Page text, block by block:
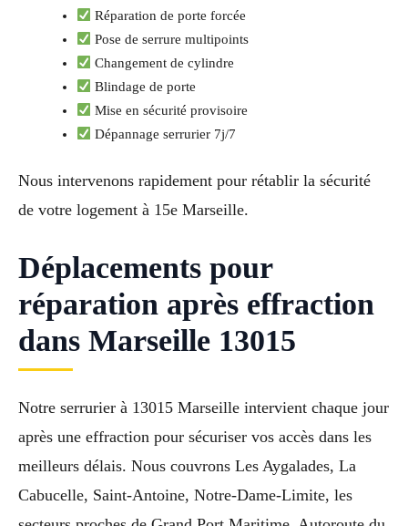
Réparation de porte forcée
Pose de serrure multipoints
Changement de cylindre
Blindage de porte
Mise en sécurité provisoire
Dépannage serrurier 7j/7
Nous intervenons rapidement pour rétablir la sécurité
de votre logement à 15e Marseille.
Déplacements pour
réparation après effraction
dans Marseille 13015
Notre serrurier à 13015 Marseille intervient chaque jour
après une effraction pour sécuriser vos accès dans les
meilleurs délais. Nous couvrons Les Aygalades, La
Cabucelle, Saint-Antoine, Notre-Dame-Limite, les